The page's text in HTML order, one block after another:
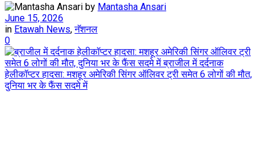
by Mantasha Ansari
June 15, 2026
in Etawah News,नॅशनल
0